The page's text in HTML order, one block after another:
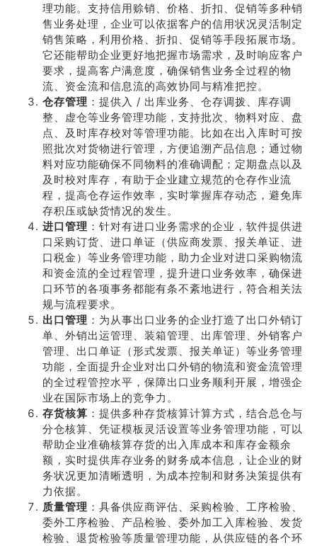
理功能。支持信用赊销、价格、折扣、促销等多种销
售业务处理，企业可以依据客户的信用状况灵活制定
销售策略，利用价格、折扣、促销等手段拓展市场。
它还能帮助企业更好地把握市场需求，及时响应客户
要求，提高客户满意度，确保销售业务全过程的物
流、资金流和信息流的高效协同与精准把控。
仓存管理 ：提供入 / 出库业务、仓存调拨、库存调
整、虚仓等业务管理功能，支持批次、物料对应、盘
点、及时库存校对等管理功能。比如在出入库时可按
照批次对货物进行管理，方便追溯产品信息；通过物
料对应功能确保不同物料的准确调配；定期盘点以及
及时校对库存，有助于企业建立规范的仓存作业流
程，提高仓存运作效率，实时掌握库存动态，避免库
存积压或缺货情况的发生。
进口管理 ：针对有进口业务需求的企业，软件提供进
口采购订货、进口单证（供应商发票、报关单证、进
口税金）等业务管理功能，助力企业对进口采购物流
和资金流的全过程管理，提升进口业务效率，确保进
口环节的各项事务都能有条不紊地进行，符合相关法
规与流程要求。
出口管理 ：为从事出口业务的企业打造了出口外销订
单、外销出运管理、装箱管理、出库管理、外销客户
管理、出口单证（形式发票、报关单证）等业务管理
功能，全面提升企业对出口外销的物流和资金流管理
的全过程管控水平，保障出口业务顺利开展，增强企
业在国际市场上的竞争力。
存货核算 ：提供多种存货核算计算方式，结合总仓与
分仓核算、凭证模板灵活设置等业务管理功能，可以
帮助企业准确核算存货的出入库成本和库存金额余
额，实时提供库存业务的财务成本信息，让企业的财
务状况更加清晰透明，为成本控制和财务决策提供有
力依据。
质量管理 ：具备供应商评估、采购检验、工序检验、
委外工序检验、产品检验、委外加工入库检验、发货
检验、退货检验等质量管理功能，从供应链的各个环